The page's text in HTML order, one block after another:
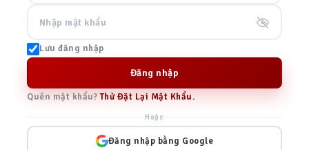
Lưu đăng nhập
Đăng nhập
Quên mật khẩu?Thử Đặt Lại Mật Khẩu.
Hoặc
Đăng nhập bằng Google